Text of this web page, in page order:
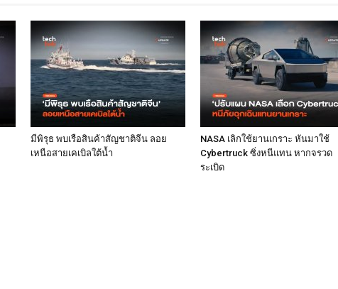
มีพิรุธ พบเรือสินค้าสัญชาติจีน ลอย
เหนือสายเคเบิลใต้น้ำ
NASA เลิกใช้ยานเกราะ หันมาใช้
Cybertruck ซิ่งหนีแทน หากจรวด
ระเบิด